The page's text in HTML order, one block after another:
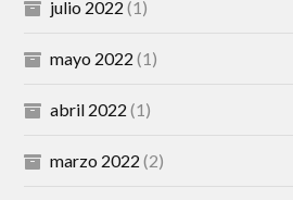
julio 2022 (1)
mayo 2022 (1)
abril 2022 (1)
marzo 2022 (2)